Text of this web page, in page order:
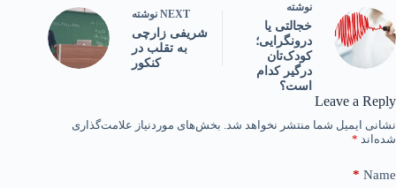
نوشته
خجالتی یا
درونگرایی؛
کودک‌تان
درگیر کدام
است؟
NEXT نوشته
شریفی زارچی
به تقلب در
کنکور
Leave a Reply
نشانی ایمیل شما منتشر نخواهد شد. بخش‌های موردنیاز علامت‌گذاری
شده‌اند *
Name
*